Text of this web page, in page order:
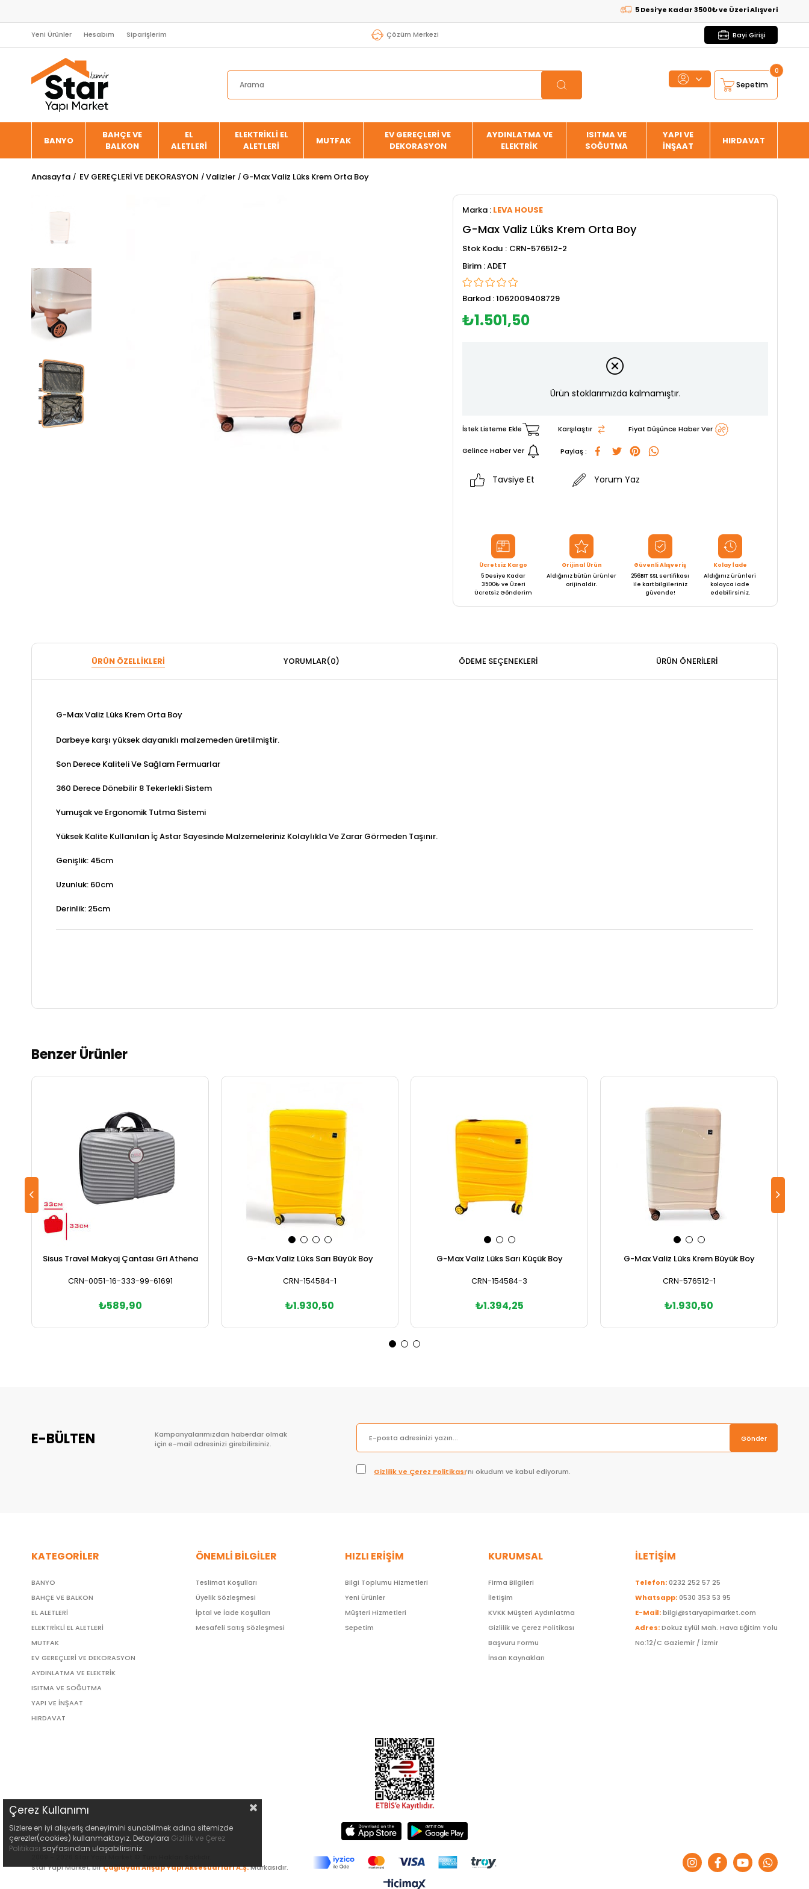
5 Desi’ye Kadar 3500₺ ve Üzeri Alışverişlerde
Yeni Ürünler Hesabım Siparişlerim Çözüm Merkezi Bayi Girişi
Sepetim
0
BANYO
BAHÇE VE
BALKON
EL
ALETLERİ
ELEKTRİKLİ EL
ALETLERİ
MUTFAK
EV GEREÇLERİ VE
DEKORASYON
AYDINLATMA VE
ELEKTRİK
ISITMA VE
SOĞUTMA
YAPI VE
İNŞAAT
HIRDAVAT
Anasayfa EV GEREÇLERİ VE DEKORASYON Valizler G-Max Valiz Lüks Krem Orta Boy
Marka : LEVA HOUSE
G-Max Valiz Lüks Krem Orta Boy
Stok Kodu
CRN-576512-2
ADET
Barkod :1062009408729
₺1.501,50
Ürün stoklarımızda kalmamıştır.
İstek Listeme Ekle Karşılaştır Fiyat Düşünce Haber Ver
Gelince Haber Ver Paylaş :
Tavsiye Et Yorum Yaz
Ücretsiz Kargo
5 Desiye Kadar
3500₺ ve Üzeri
Ücretsiz Gönderim
Orijinal Ürün
Aldığınız bütün ürünler
orijinaldir.
Güvenli Alışveriş
256BIT SSL sertifikası
ile kart bilgileriniz
güvende!
Kolay İade
Aldığınız ürünleri
kolayca iade
edebilirsiniz.
ÜRÜN ÖZELLIKLERI YORUMLAR(0) ÖDEME SEÇENEKLERI ÜRÜN ÖNERILERI
G-Max Valiz Lüks Krem Orta Boy
Darbeye karşı yüksek dayanıklı malzemeden üretilmiştir.
Son Derece Kaliteli Ve Sağlam Fermuarlar
360 Derece Dönebilir 8 Tekerlekli Sistem
Yumuşak ve Ergonomik Tutma Sistemi
Yüksek Kalite Kullanılan İç Astar Sayesinde Malzemeleriniz Kolaylıkla Ve Zarar Görmeden Taşınır.
Genişlik: 45cm
Uzunluk: 60cm
Derinlik: 25cm
Benzer Ürünler
Sisus Travel Makyaj Çantası Gri Athena
CRN-0051-16-333-99-61691
₺589,90
G-Max Valiz Lüks Sarı Büyük Boy
CRN-154584-1
₺1.930,50
G-Max Valiz Lüks Sarı Küçük Boy
CRN-154584-3
₺1.394,25
G-Max Valiz Lüks Krem Büyük Boy
CRN-576512-1
₺1.930,50
E-BÜLTEN
Kampanyalarımızdan haberdar olmak
için e-mail adresinizi girebilirsiniz.
Gönder
Gizlilik ve Çerez Politikası’nı okudum ve kabul ediyorum.
KATEGORİLER
BANYO
BAHÇE VE BALKON
EL ALETLERİ
ELEKTRİKLİ EL ALETLERİ
MUTFAK
EV GEREÇLERİ VE DEKORASYON
AYDINLATMA VE ELEKTRİK
ISITMA VE SOĞUTMA
YAPI VE İNŞAAT
HIRDAVAT
ÖNEMLİ BİLGİLER
Teslimat Koşulları
Üyelik Sözleşmesi
İptal ve İade Koşulları
Mesafeli Satış Sözleşmesi
HIZLI ERİŞİM
Bilgi Toplumu Hizmetleri
Yeni Ürünler
Müşteri Hizmetleri
Sepetim
KURUMSAL
Firma Bilgileri
İletişim
KVKK Müşteri Aydınlatma
Gizlilik ve Çerez Politikası
Başvuru Formu
İnsan Kaynakları
İLETİŞİM
Telefon:0232 252 57 25
Whatsapp:0530 353 53 95
E-Mail:bilgi@staryapimarket.com
Adres:Dokuz Eylül Mah. Hava Eğitim Yolu
No:12/C Gaziemir / İzmir
Star Yapı Market, birÇağlayan Ahşap Yapı Aksesuarları A.Ş.Markasıdır.
Çerez Kullanımı
Sizlere en iyi alışveriş deneyimini sunabilmek adına sitemizde
çerezler(cookies) kullanmaktayız. Detaylara Gizlilik ve Çerez
Politikası sayfasından ulaşabilirsiniz.